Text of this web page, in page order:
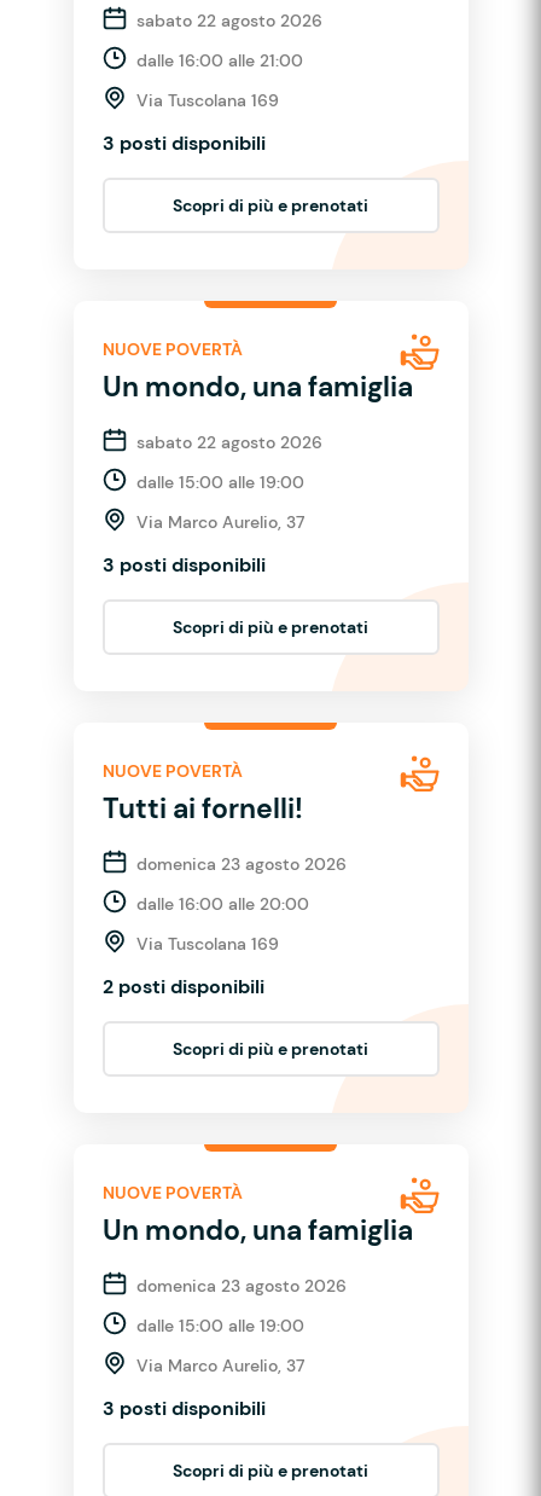
sabato 22 agosto 2026
dalle 16:00 alle 21:00
Via Tuscolana 169
3 posti disponibili
Scopri di più e prenotati
NUOVE POVERTÀ
Un mondo, una famiglia
sabato 22 agosto 2026
dalle 15:00 alle 19:00
Via Marco Aurelio, 37
3 posti disponibili
Scopri di più e prenotati
NUOVE POVERTÀ
Tutti ai fornelli!
domenica 23 agosto 2026
dalle 16:00 alle 20:00
Via Tuscolana 169
2 posti disponibili
Scopri di più e prenotati
NUOVE POVERTÀ
Un mondo, una famiglia
domenica 23 agosto 2026
dalle 15:00 alle 19:00
Via Marco Aurelio, 37
3 posti disponibili
Scopri di più e prenotati